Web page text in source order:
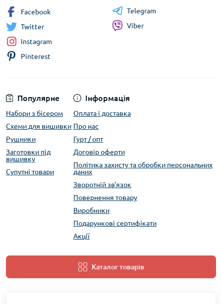
Популярне
Набори з бісером
Схеми для вишивки
Рушники
Заготовки під
вишивку
Супутні товари
Інформація
Оплата і доставка
Про нас
Гурт / опт
Договір оферти
Політика захисту та обробки персональних
даних
Зворотній зв'язок
Повернення товару
Виробники
Подарункові сертифікати
Акції
Каталог товарів
Facebook
Twitter
Instagram
Pinterest
Telegram
Viber